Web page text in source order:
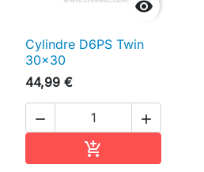

Cylindre D6PS Twin
30x30
44,99 €
 
